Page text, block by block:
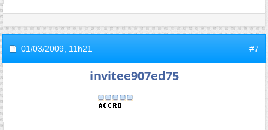
01/03/2009, 11h21 #7
invitee907ed75